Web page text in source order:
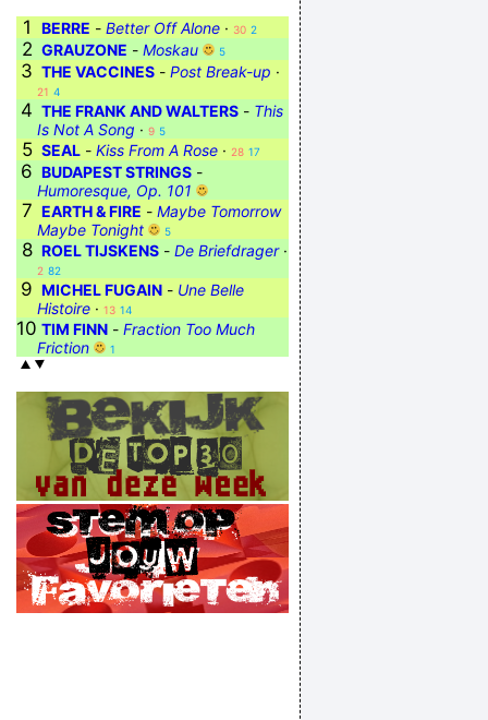
1 BERRE - Better Off Alone · 30 2
2 GRAUZONE - Moskau 5
3 THE VACCINES - Post Break-up ·
21 4
4 THE FRANK AND WALTERS - This
Is Not A Song · 9 5
5 SEAL - Kiss From A Rose · 28 17
6 BUDAPEST STRINGS -
Humoresque, Op. 101
7 EARTH & FIRE - Maybe Tomorrow
Maybe Tonight
5
8 ROEL TIJSKENS - De Briefdrager·
2 82
9 MICHEL FUGAIN - Une Belle
Histoire · 13 14
10 TIM FINN - Fraction Too Much
Friction
1